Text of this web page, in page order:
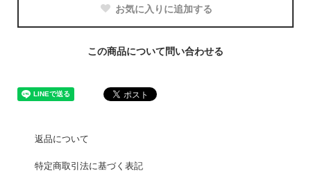
お気に入りに追加する
この商品について問い合わせる
返品について
特定商取引法に基づく表記